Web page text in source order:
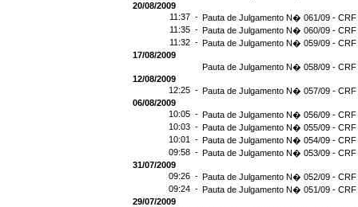
20/08/2009
11:37 - Pauta de Julgamento N� 061/09 - CRF
11:35 - Pauta de Julgamento N� 060/09 - CRF
11:32 - Pauta de Julgamento N� 059/09 - CRF
17/08/2009
Pauta de Julgamento N� 058/09 - CRF
12/08/2009
12:25 - Pauta de Julgamento N� 057/09 - CRF
06/08/2009
10:05 - Pauta de Julgamento N� 056/09 - CRF
10:03 - Pauta de Julgamento N� 055/09 - CRF
10:01 - Pauta de Julgamento N� 054/09 - CRF
09:58 - Pauta de Julgamento N� 053/09 - CRF
31/07/2009
09:26 - Pauta de Julgamento N� 052/09 - CRF
09:24 - Pauta de Julgamento N� 051/09 - CRF
29/07/2009